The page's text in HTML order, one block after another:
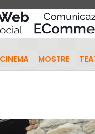
CINEMA MOSTRE